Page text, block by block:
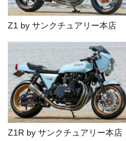
Z1 by サンクチュアリー本店
Z1R by サンクチュアリー本店